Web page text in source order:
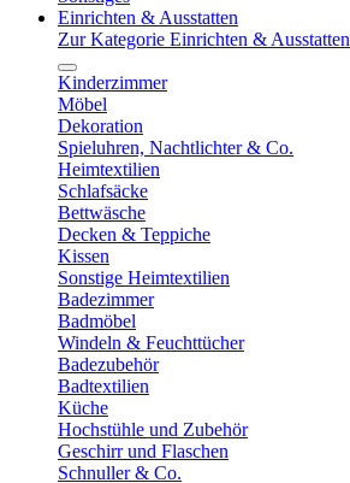
Einrichten & Ausstatten
Zur Kategorie Einrichten & Ausstatten
Kinderzimmer
Möbel
Dekoration
Spieluhren, Nachtlichter & Co.
Heimtextilien
Schlafsäcke
Bettwäsche
Decken & Teppiche
Kissen
Sonstige Heimtextilien
Badezimmer
Badmöbel
Windeln & Feuchttücher
Badezubehör
Badtextilien
Küche
Hochstühle und Zubehör
Geschirr und Flaschen
Schnuller & Co.